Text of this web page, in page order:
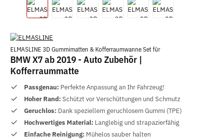
ELMASLINE 3D Gummimatten & Kofferraumwanne Set für
BMW X7 ab 2019 - Auto Zubehör |
Kofferraummatte
Passgenau: Perfekte Anpassung an Ihr Fahrzeug!
Hoher Rand:Schützt vor Verschüttungen und Schmutz
Geruchlos: Dank speziellem geruchlosem Gummi (TPE)
Hochwertiges Material: Langlebig und strapazierfähig
Einfache Reinigung: Mühelos sauber halten